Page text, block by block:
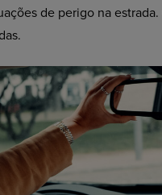
de perigo na